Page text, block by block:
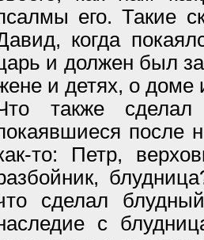
его. Такие
когда
и должен был
и детях, о доме
также
после
то: Петр,
сделал
с